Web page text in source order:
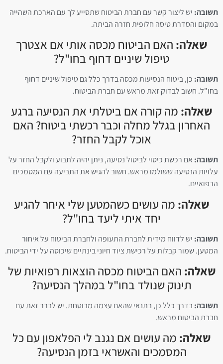
תשובה: יש ליצור קשר עם חברת הביטוח שתסייע לך עם הארכת השהייה
במקום והסדרת טיסה חלופית חזרה הביתה.
שאלה: האם הביטוח מכסה אותי אם אצטרך
טיפול שיניים דחוף בחו"ל?
תשובה: כן, ביטוח הנסיעות מכסה בדרך כלל גם טיפול שיניים דחוף
בחו"ל. חשוב לבדוק זאת מראש עם חברת הביטוח.
שאלה: מה קורה אם ביטלתי את הנסיעה ברגע
האחרון בגלל מחלה וכבר רכשתי ביטוח? האם
אוכל לקבל החזר?
תשובה: אם רכשת כיסוי לביטול נסיעה, ניתן יהיה לתבוע ולקבל החזר על
עלויות הנסיעה ששולמו מראש. חשוב להגיש את התביעה עם המסמכים
הרפואיים.
שאלה: מה עושים כשהמטען שלי איחר להגיע
יחד איתי ליעד בחו"ל?
תשובה: יש לדווח מידית לחברת התעופה ולחברת הביטוח על איחור
המטען. שמור קבלות על רכישת ציוד חיוני בינתיים שיכוסה על ידי הביטוח.
שאלה: האם הביטוח מכסה הוצאות רפואיות של
תינוק שנולד בחו"ל במהלך הנסיעה?
תשובה:בדרך כלל כן, בתנאי שהאם עצמה מבוטחת. יש לברר זאת עם
חברת הביטוח מראש.
שאלה: מה עושים אם נגנב לי הפלאפון עם כל
המסמכים והאשראי בזמן הנסיעה?